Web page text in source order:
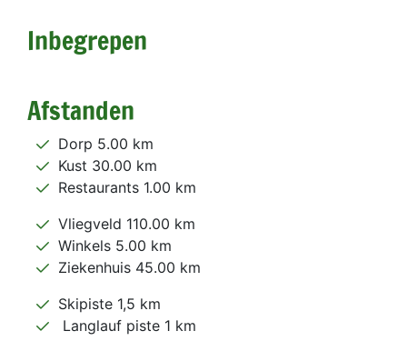
Inbegrepen
Afstanden
Dorp 5.00 km
Kust 30.00 km
Restaurants 1.00 km
Vliegveld 110.00 km
Winkels 5.00 km
Ziekenhuis 45.00 km
Skipiste 1,5 km
Langlauf piste 1 km